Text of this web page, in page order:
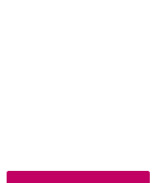
Rechtspraak.nl
- U verlaat